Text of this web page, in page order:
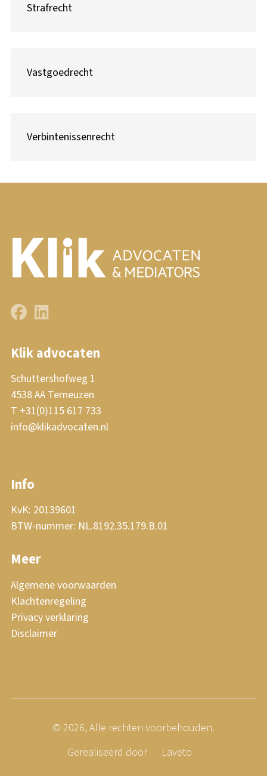
Strafrecht
Vastgoedrecht
Verbintenissenrecht
Klik advocaten
Schuttershofweg 1
4538 AA Terneuzen
T +31(0)115 617 733
info@klikadvocaten.nl
Info
KvK: 20139601
BTW-nummer: NL.8192.35.179.B.01
Meer
Algemene voorwaarden
Klachtenregeling
Privacy verklaring
Disclaimer
© 2026, Alle rechten voorbehouden.
Gerealiseerd door
Laveto